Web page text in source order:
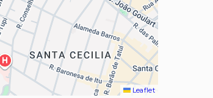
Leaflet